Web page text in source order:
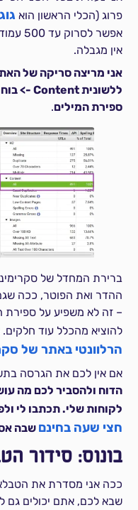
פרוג (הכלי הראשון הוא
אפשר
אין מגבלה.
אני מריצה סריקה של
ספירת המילים.
ברירת המחדל של
ההדר ואת הפוטר, ככה
– זה לא משפיע על ספירת
להוציא מהכלל עוד
הרלוונטי באתר של
אם אין לכם את הגרסה
הדוח ולהסביר לכם מה
לקוחות שלי. תכתבו לי
חצי שעה בחינם שבה
בונוס: סידור
ככה אני מסדרת את
שבא לכם, אתם יכולים